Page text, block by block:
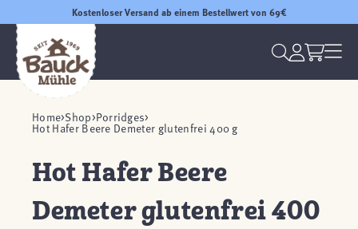
Kostenloser Versand ab einem Bestellwert von 69€
Home Shop Porridges
Hot Hafer Beere Demeter glutenfrei 400 g
Hot Hafer Beere
Demeter glutenfrei 400